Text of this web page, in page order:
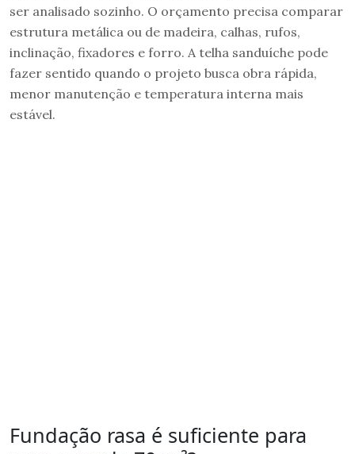
ser analisado sozinho. O orçamento precisa comparar
estrutura metálica ou de madeira, calhas, rufos,
inclinação, fixadores e forro. A telha sanduíche pode
fazer sentido quando o projeto busca obra rápida,
menor manutenção e temperatura interna mais
estável.
Fundação rasa é suficiente para